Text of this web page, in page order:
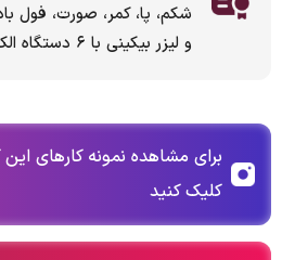
شکم، پا، کمر، صورت، فول
و لیزر بیکینی با ٦ دستگاه الكس كندلا
برای مشاهده نمونه کارهای این
کلیک کنید